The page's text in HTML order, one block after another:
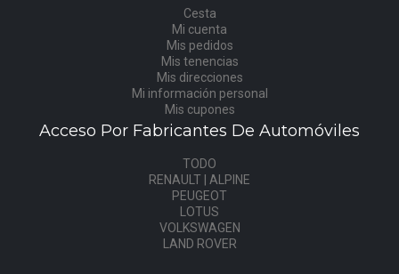
Cesta
Mi cuenta
Mis pedidos
Mis tenencias
Mis direcciones
Mi información personal
Mis cupones
Acceso Por Fabricantes De Automóviles
TODO
RENAULT | ALPINE
PEUGEOT
LOTUS
VOLKSWAGEN
LAND ROVER